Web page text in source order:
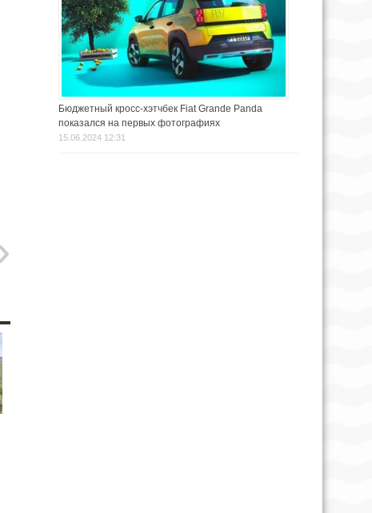
Бюджетный кросс-хэтчбек Fiat Grande Panda
показался на первых фотографиях
15.06.2024 12:31